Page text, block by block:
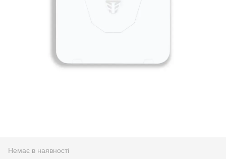
Немає в наявності